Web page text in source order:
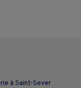
à Saint-Sever